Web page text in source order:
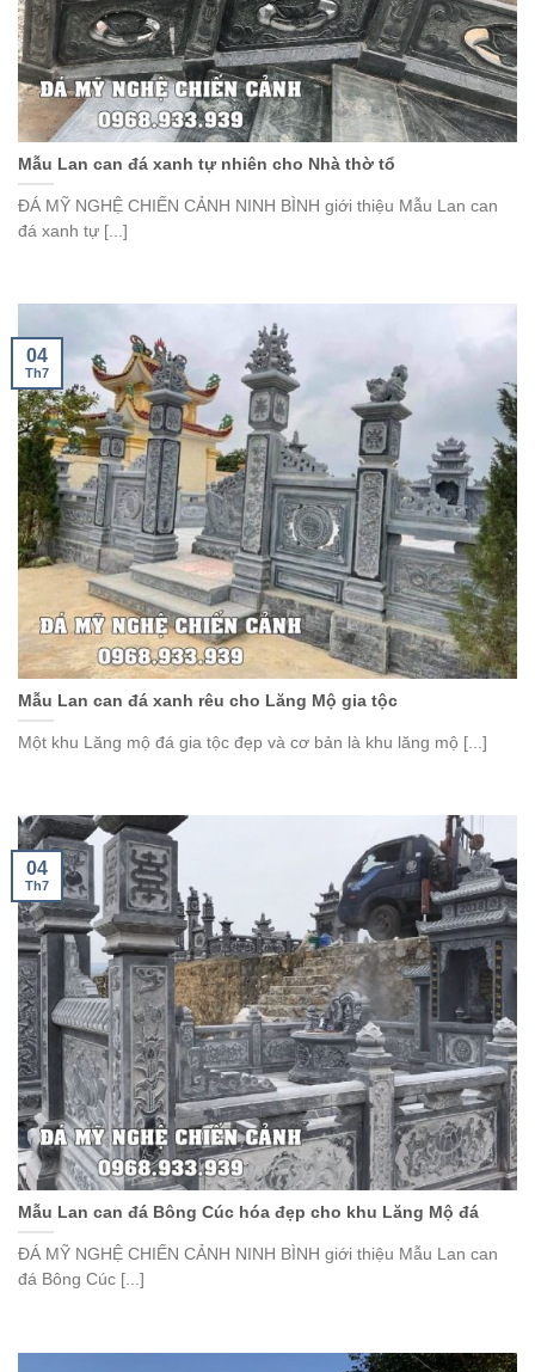
Mẫu Lan can đá xanh tự nhiên cho Nhà thờ tổ
ĐÁ MỸ NGHỆ CHIẾN CẢNH NINH BÌNH giới thiệu Mẫu Lan can
đá xanh tự [...]
Mẫu Lan can đá xanh rêu cho Lăng Mộ gia tộc
Một khu Lăng mộ đá gia tộc đẹp và cơ bản là khu lăng mộ [...]
04
Th7
Mẫu Lan can đá Bông Cúc hóa đẹp cho khu Lăng Mộ đá
ĐÁ MỸ NGHỆ CHIẾN CẢNH NINH BÌNH giới thiệu Mẫu Lan can
đá Bông Cúc [...]
04
Th7